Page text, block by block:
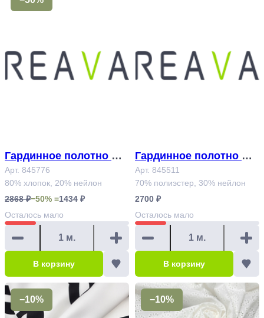
Гардинное полотно Ар
т.845776
Арт. 845776
80% хлопок, 20% нейлон
2868 ₽−50% =1434 ₽
Осталось мало
В корзину
Гардинное полотно Ар
т.845511
Арт. 845511
70% полиэстер, 30% нейлон
2700 ₽
Осталось мало
В корзину
−10% −10%